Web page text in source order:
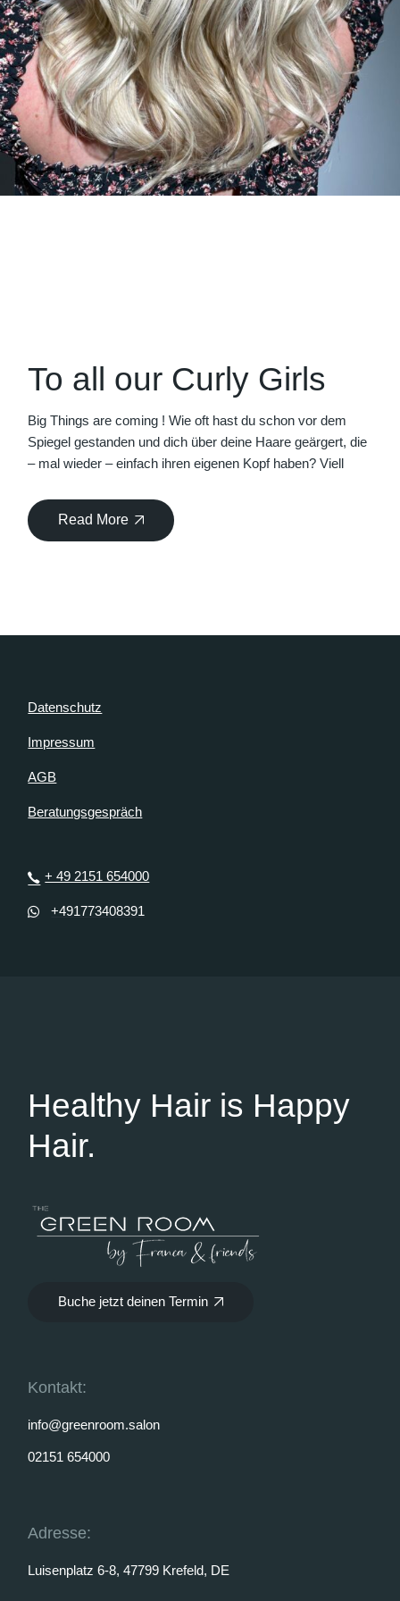
To all our Curly Girls
Big Things are coming ! Wie oft hast du schon vor dem
Spiegel gestanden und dich über deine Haare geärgert, die
– mal wieder – einfach ihren eigenen Kopf haben? Viell
Read More
Datenschutz
Impressum
AGB
Beratungsgespräch
+ 49 2151 654000
+491773408391
Healthy Hair is Happy
Hair.
Buche jetzt deinen Termin
Kontakt:
info@greenroom.salon
02151 654000
Adresse:
Luisenplatz 6-8, 47799 Krefeld, DE